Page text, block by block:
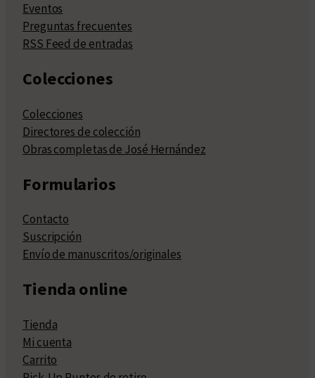
Eventos
Preguntas frecuentes
RSS Feed de entradas
Colecciones
Colecciones
Directores de colección
Obras completas de José Hernández
Formularios
Contacto
Suscripción
Envío de manuscritos/originales
Tienda online
Tienda
Mi cuenta
Carrito